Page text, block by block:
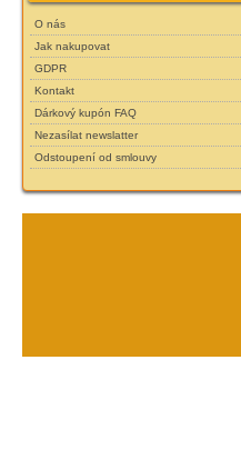
O nás
Jak nakupovat
GDPR
Kontakt
Dárkový kupón FAQ
Nezasílat newslatter
Odstoupení od smlouvy